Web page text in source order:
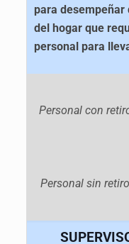
para desempeñar
del hogar que
personal para
Personal con
Personal sin